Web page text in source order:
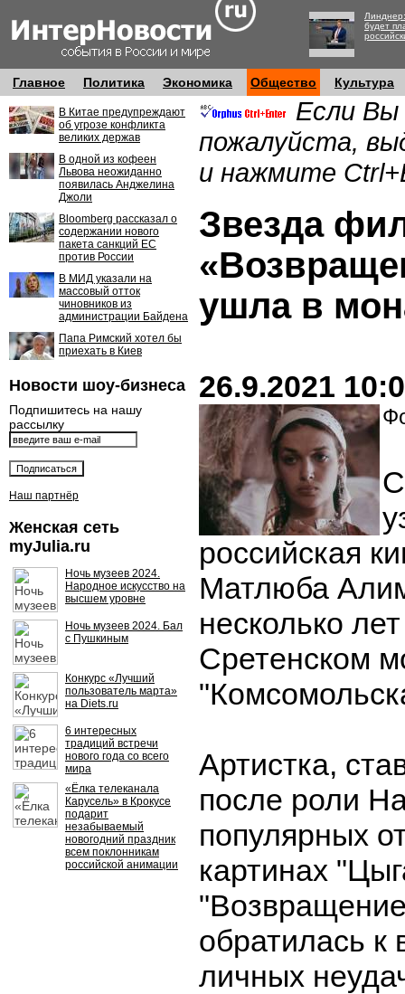
будет
Главное Политика Экономика Общество Культура
В Китае предупреждают
об угрозе конфликта
великих держав
В одной из кофеен
Львова неожиданно
появилась Анджелина
Джоли
Bloomberg рассказал о
содержании нового
пакета санкций ЕС
против России
В МИД указали на
массовый отток
чиновников из
администрации Байдена
Папа Римский хотел бы
приехать в Киев
Новости шоу-бизнеса
Подпишитесь на нашу
рассылку
Наш партнёр
Женская сеть
myJulia.ru
Ночь музеев 2024.
Народное искусство на
высшем уровне
Ночь музеев 2024. Бал
с Пушкиным
Конкурс «Лучший
пользователь марта»
на Diets.ru
6 интересных
традиций встречи
нового года со всего
мира
«Ёлка телеканала
Карусель» в Крокусе
подарит
незабываемый
новогодний праздник
всем поклонникам
российской анимации
Если Вы
пожалуйста,
и нажмите
Звезда
ушла в
26.9.2021
российская
Матлюба
несколько
Сретенском
Артистка,
после роли
популярных
картинах
обратилась к
личных